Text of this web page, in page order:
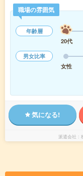
職場の雰囲気
年齢層
20代
男女比率
女性
気になる!
派遣会社